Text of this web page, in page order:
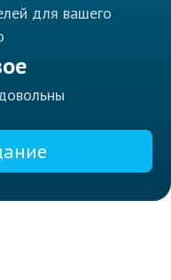
для вашего